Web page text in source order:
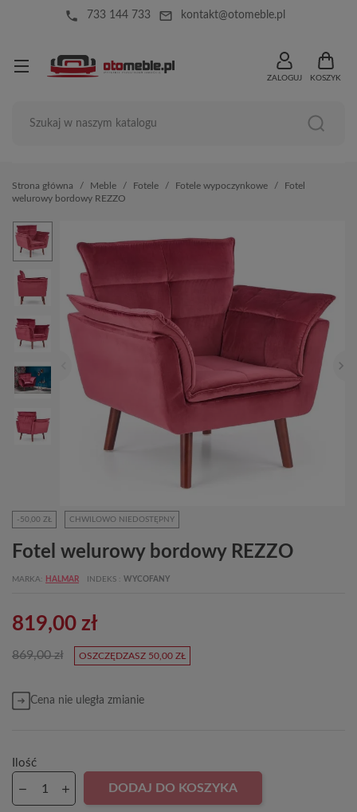
local_phone 733 144 733 mail_outline kontakt@otomeble.pl
ZALOGUJ KOSZYK
Strona główna Meble Fotele Fotele wypoczynkowe
Fotel
welurowy bordowy REZZO
-50,00 ZŁ CHWILOWO NIEDOSTĘPNY
Fotel welurowy bordowy REZZO
MARKA HALMAR INDEKS WYCOFANY
819,00 zł
869,00 zł OSZCZĘDZASZ 50,00 ZŁ
Cena nie uległa zmianie
Ilość
DODAJ DO KOSZYKA